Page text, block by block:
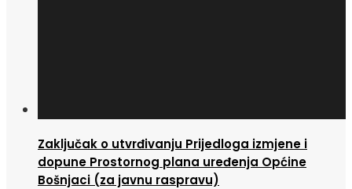
Zaključak o utvrđivanju Prijedloga izmjene i
dopune Prostornog plana uređenja Općine
Bošnjaci (za javnu raspravu)